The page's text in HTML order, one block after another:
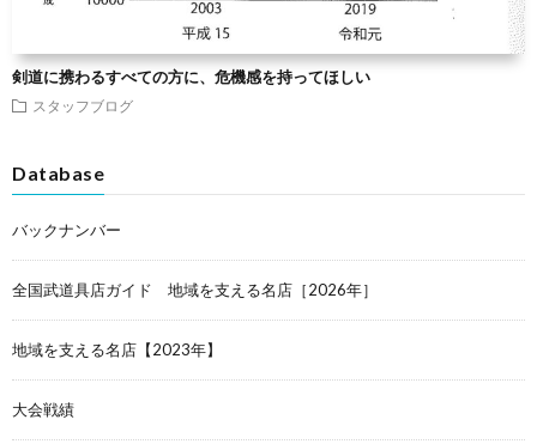
剣道に携わるすべての方に、危機感を持ってほしい
スタッフブログ
Database
バックナンバー
全国武道具店ガイド 地域を支える名店［2026年］
地域を支える名店【2023年】
大会戦績